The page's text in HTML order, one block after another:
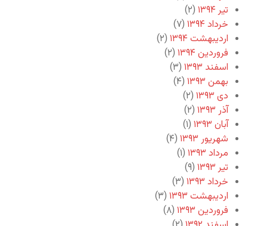
تیر ۱۳۹۴
(۲)
خرداد ۱۳۹۴
(۷)
اردیبهشت ۱۳۹۴
(۲)
فروردین ۱۳۹۴
(۲)
اسفند ۱۳۹۳
(۳)
بهمن ۱۳۹۳
(۴)
دی ۱۳۹۳
(۲)
آذر ۱۳۹۳
(۲)
آبان ۱۳۹۳
(۱)
شهریور ۱۳۹۳
(۴)
مرداد ۱۳۹۳
(۱)
تیر ۱۳۹۳
(۹)
خرداد ۱۳۹۳
(۳)
اردیبهشت ۱۳۹۳
(۳)
فروردین ۱۳۹۳
(۸)